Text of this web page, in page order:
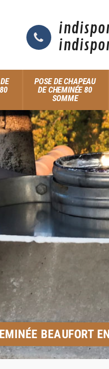
POSE DE CHAPEAU
DE CHEMINÉE 80
SOMME
BEAUFORT